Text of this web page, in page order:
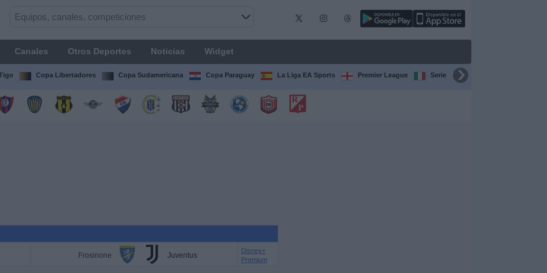
Canales Otros Deportes Noticias Widget
Copa Libertadores Copa Sudamericana Copa Paraguay La Liga EA Sports Premier League Serie A Italiana
Frosinone Juventus
Disney+
Premium